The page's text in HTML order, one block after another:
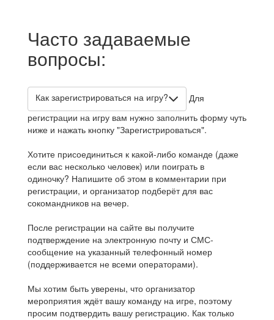
Часто задаваемые
вопросы:
Как зарегистрироваться на игру?
Для
регистрации на игру вам нужно заполнить форму чуть
ниже и нажать кнопку "Зарегистрироваться".
Хотите присоединиться к какой-либо команде (даже
если вас несколько человек) или поиграть в
одиночку? Напишите об этом в комментарии при
регистрации, и организатор подберёт для вас
сокомандников на вечер.
После регистрации на сайте вы получите
подтверждение на электронную почту и СМС-
сообщение на указанный телефонный номер
(поддерживается не всеми операторами).
Мы хотим быть уверены, что организатор
мероприятия ждёт вашу команду на игре, поэтому
просим подтвердить вашу регистрацию. Как только